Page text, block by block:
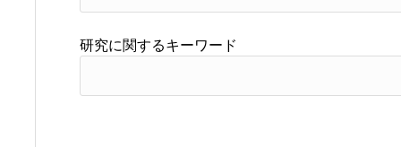
研究に関するキーワード